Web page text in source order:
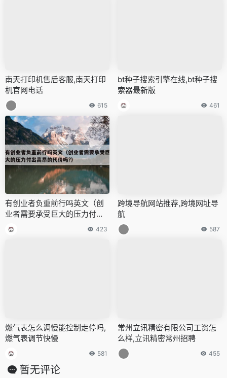
南天打印机售后客服,南天打印
机官网电话
615
bt种子搜索引擎在线,bt种子搜
索器最新版
461
有创业者负重前行吗英文（创
业者需要承受巨大的压力付出
高昂的代价吗?）
423
跨境导航网站推荐,跨境网址导
航
587
燃气表怎么调慢能控制走停吗,
燃气表调节快慢
581
常州立讯精密有限公司工资怎
么样,立讯精密常州招聘
455
暂无评论